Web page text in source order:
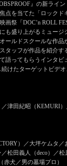
』の新ライ
点を当てた「ロック
画祭「DOC’n ROLL
も盛り上がるミュー
ールドスクールな作
タッフが作品を紹介
語ってもらうインタ
けたターゲットビデ
津田紀昭（KEMURI
）／大坪ケムタ
松田義人（deco）／
赤犬／男の墓場プロ）